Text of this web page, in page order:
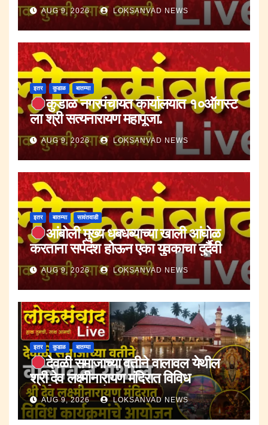
AUG 9, 2026 LOKSANVAD NEWS
इतर कुडाळ बातम्या
कुडाळ नगरपंचायत कार्यालयात १०ऑगस्ट
ला श्री सत्यनारायण महापूजा.
AUG 9, 2026 LOKSANVAD NEWS
इतर बातम्या सावंतवाडी
आंबोली मुख्य धबधब्याच्या खाली आंघोळ
करताना सर्पदंश होऊन एका युवकाचा दुर्दैवी
मृत्यू.AUG 9, 2026 LOKSANVAD NEWS
इतर कुडाळ बातम्या
देवळी समाजाच्या वतीने वालावल येथील
श्री देव लक्ष्मीनारायण मंदिरात विविध
कार्यक्रमांचे आयोजन.
AUG 9, 2026 LOKSANVAD NEWS